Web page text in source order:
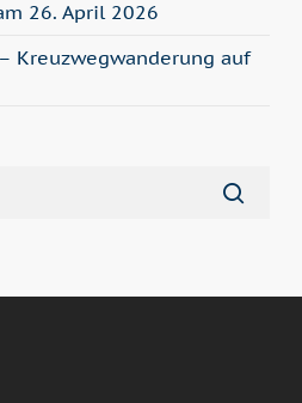
26. April 2026
Kreuzwegwanderung auf